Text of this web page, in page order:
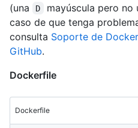
(una
D mayúscula pero no
caso de que tenga
consulta Soporte de
GitHub.
Dockerfile
Dockerfile